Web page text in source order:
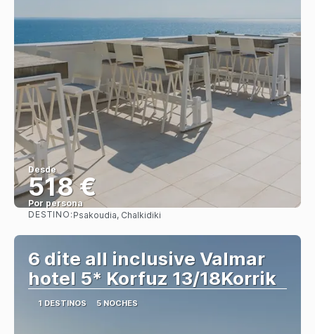
Desde
518 €
Por persona
Ver
DESTINO: Psakoudia, Chalkidiki
6 dite all inclusive Valmar
hotel 5* Korfuz 13/18Korrik
1 DESTINOS 5 NOCHES